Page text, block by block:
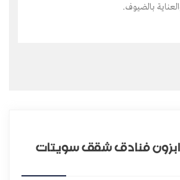
بالضيوف.
فنادق شقق سويتات